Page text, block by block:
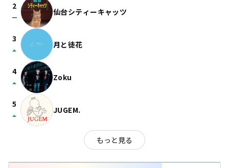
2
check_indeterminate_small 仙台シティーキャッツ
3
arrow_drop_up 月と徒花
4
arrow_drop_up Zoku
5
arrow_drop_up JUGEM.
もっと見る